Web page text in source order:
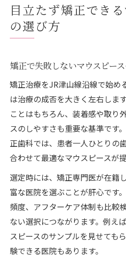
目立たず矯正でき
の選び方
矯正で失敗しないマウスピー
矯正治療をJR津山線沿線で始め
は治療の成否を大きく左右しま
ことはもちろん、装着感や取り
スのしやすさも重要な基準です
正歯科では、患者一人ひとりの
合わせて最適なマウスピースが
選定時には、矯正専門医が在籍
富な医院を選ぶことが肝心です
頻度、アフターケア体制も比較
ない選択につながります。例え
スピースのサンプルを見せても
験できる医院もあります。